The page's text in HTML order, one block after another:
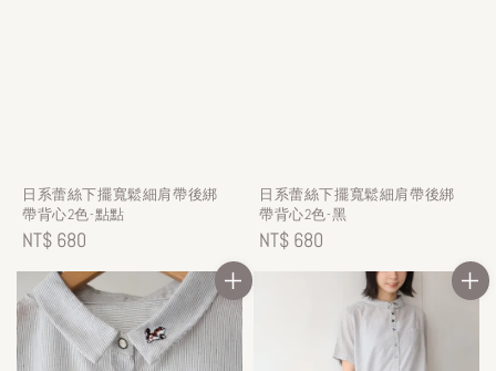
日系蕾絲下擺寬鬆細肩帶後綁
帶背心2色-點點
Regular
price
NT$ 680
日系蕾絲下擺寬鬆細肩帶後綁
帶背心2色-黑
Regular
NT$ 680